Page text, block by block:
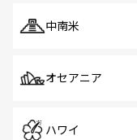
中南米
オセアニア
ハワイ